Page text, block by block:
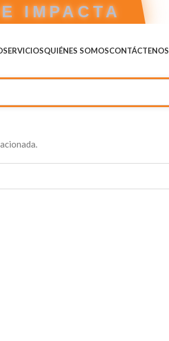
IMPACTA
SERVICIOSQUIÉNES SOMOSCONTÁCTENOS